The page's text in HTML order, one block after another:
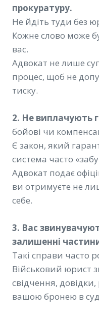
прокуратуру.
Не йдіть туди без
Кожне слово може
вас.
Адвокат не лише
процес, щоб не
тиску.
2. Не виплачують
бойові чи
Є закон, який
система часто
Адвокат подає
ви отримуєте не
себе.
3. Вас
залишенні
Такі справи часто
Військовий юрист
свідчення,
вашою бронею в